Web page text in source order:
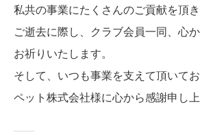
私共の事業にたくさんのご貢献を頂
ご逝去に際し、クラブ会員一同、心
お祈りいたします。
そして、いつも事業を支えて頂いて
ペット株式会社様に心から感謝申し上